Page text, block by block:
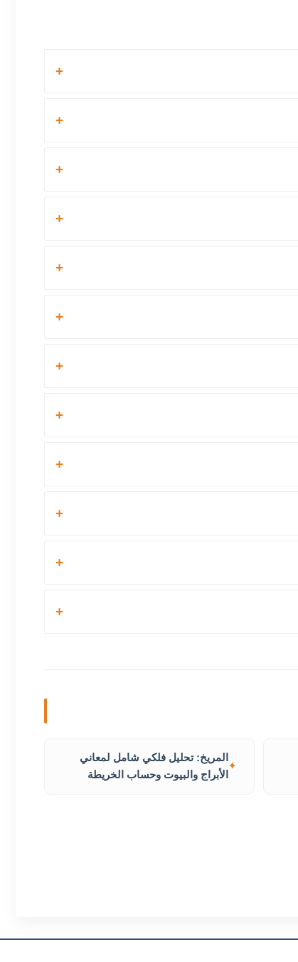
المريخ: تحليل فلكي شامل لمعاني
الأبراج والبيوت وحساب الخريطة